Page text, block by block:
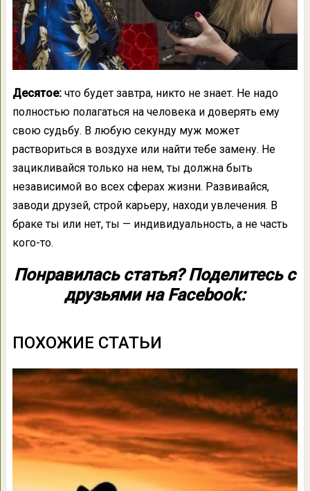
Десятое:что будет завтра, никто не знает. Не надо
полностью полагаться на человека и доверять ему
свою судьбу. В любую секунду муж может
раствориться в воздухе или найти тебе замену. Не
зацикливайся только на нем, ты должна быть
независимой во всех сферах жизни. Развивайся,
заводи друзей, строй карьеру, находи увлечения. В
браке ты или нет, ты — индивидуальность, а не часть
кого-то.
Понравилась статья? Поделитесь с
друзьями на Facebook:
ПОХОЖИЕ СТАТЬИ